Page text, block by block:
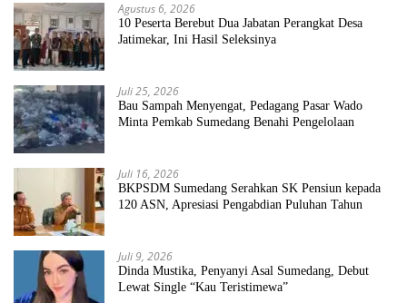
Agustus 6, 2026
10 Peserta Berebut Dua Jabatan Perangkat Desa
Jatimekar, Ini Hasil Seleksinya
Juli 25, 2026
Bau Sampah Menyengat, Pedagang Pasar Wado
Minta Pemkab Sumedang Benahi Pengelolaan
Juli 16, 2026
BKPSDM Sumedang Serahkan SK Pensiun kepada
120 ASN, Apresiasi Pengabdian Puluhan Tahun
Juli 9, 2026
Dinda Mustika, Penyanyi Asal Sumedang, Debut
Lewat Single “Kau Teristimewa”